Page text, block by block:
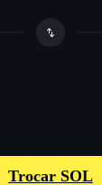
Trocar SOL